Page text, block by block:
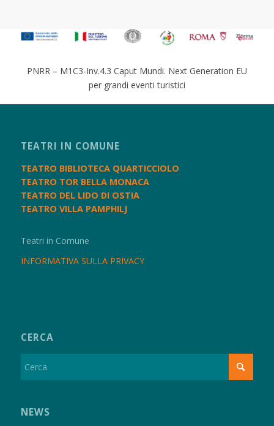
PNRR – M1C3-Inv.4.3 Caput Mundi. Next Generation EU
per grandi eventi turistici
TEATRI IN COMUNE
TEATRO BIBLIOTECA QUARTICCIOLO
TEATRO TOR BELLA MONACA
TEATRO DEL LIDO DI OSTIA
TEATRO VILLA PAMPHILJ
Teatri in Comune
INFORMATIVA SULLA PRIVACY
CERCA
NEWS